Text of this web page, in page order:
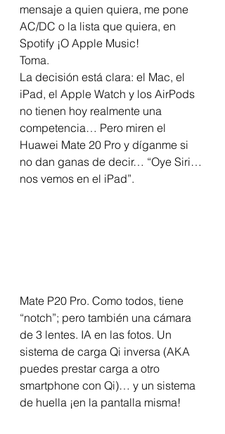
mensaje a quien quiera, me pone
AC/DC o la lista que quiera, en
Spotify ¡O Apple Music!
Toma.
La decisión está clara: el Mac, el
iPad, el Apple Watch y los AirPods
no tienen hoy realmente una
competencia… Pero miren el
Huawei Mate 20 Pro y díganme si
no dan ganas de decir… “Oye Siri…
nos vemos en el iPad”.
Mate P20 Pro. Como todos, tiene
“notch”; pero también una cámara
de 3 lentes. IA en las fotos. Un
sistema de carga Qi inversa (AKA
puedes prestar carga a otro
smartphone con Qi)… y un sistema
de huella ¡en la pantalla misma!